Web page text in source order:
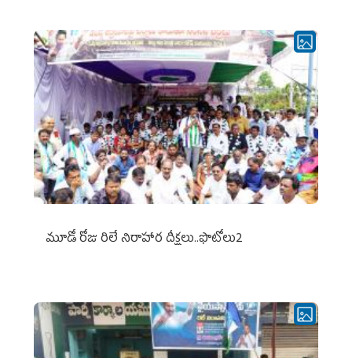
మూడో రోజు రిలే నిరాహార దీక్షలు..ఫొటోలు2